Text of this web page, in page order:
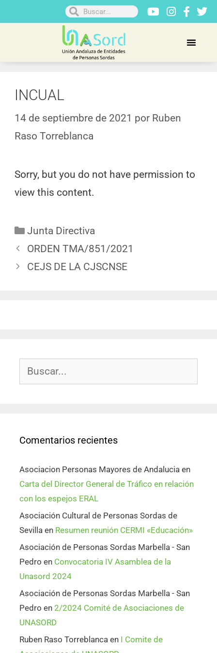
INCUAL
14 de septiembre de 2021 por Ruben
Raso Torreblanca
Sorry, but you do not have permission to
view this content.
Junta Directiva
ORDEN TMA/851/2021
CEJS DE LA CJSCNSE
Comentarios recientes
Asociacion Personas Mayores de Andalucia en
Carta del Director General de Tráfico en relación
con los espejos ERAL
Asociación Cultural de Personas Sordas de
Sevilla en Resumen reunión CERMI «Educación»
Asociación de Personas Sordas Marbella - San
Pedro en Convocatoria IV Asamblea de la
Unasord 2024
Asociación de Personas Sordas Marbella - San
Pedro en 2/2024 Comité de Asociaciones de
UNASORD
Ruben Raso Torreblanca en I Comite de